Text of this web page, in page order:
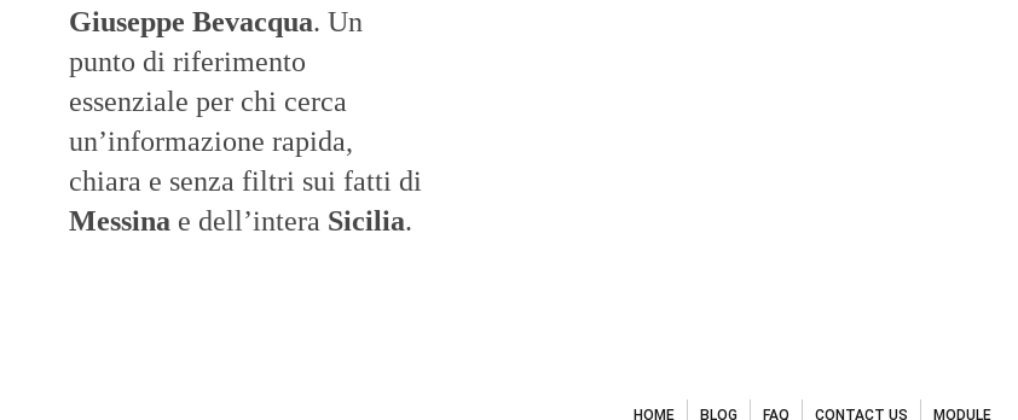
Giuseppe Bevacqua. Un
punto di riferimento
essenziale per chi cerca
un’informazione rapida,
chiara e senza filtri sui fatti di
Messina e dell’intera Sicilia.
HOME BLOG FAQ CONTACT US MODULE